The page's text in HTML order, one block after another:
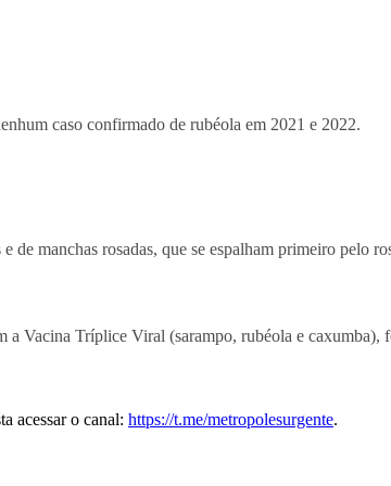
caso confirmado de rubéola em 2021 e 2022.
manchas rosadas, que se espalham primeiro pelo
Vacina Tríplice Viral (sarampo, rubéola e
acessar o canal: https://t.me/metropolesurgente.